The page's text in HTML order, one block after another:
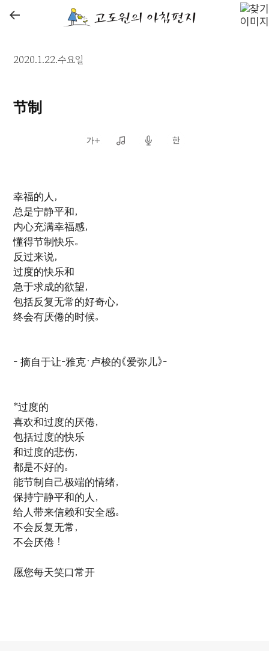
←
2020.1.22.수요일
节制
幸福的人，
总是宁静平和，
内心充满幸福感，
懂得节制快乐。
反过来说，
过度的快乐和
急于求成的欲望，
包括反复无常的好奇心，
终会有厌倦的时候。
- 摘自于让-雅克·卢梭的《爱弥儿》-
*过度的
喜欢和过度的厌倦，
包括过度的快乐
和过度的悲伤，
都是不好的。
能节制自己极端的情绪，
保持宁静平和的人，
给人带来信赖和安全感。
不会反复无常，
不会厌倦！
愿您每天笑口常开